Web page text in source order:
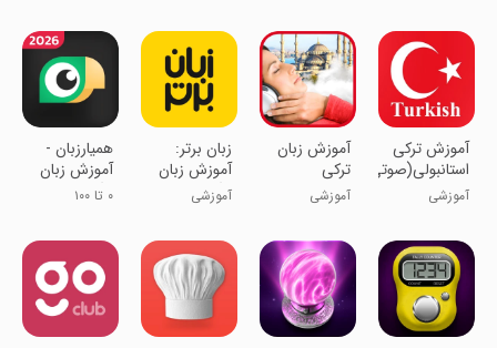
آموزش ترکی
استانبولی(صوتی)
آموزشی
آموزش زبان
ترکی
استانبولی در
خواب
آموزشی
‏‏‏زبان برتر:
آموزش زبان
انگلیسی
آموزشی
‏همیارزبان -
آموزش زبان
انگلیسی،
۰ تا ۱۰۰
آلمانی